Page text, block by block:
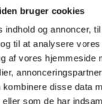
bruger cookies
og annoncer,
til at analysere
af vores hjemmeside
disse data
som de har